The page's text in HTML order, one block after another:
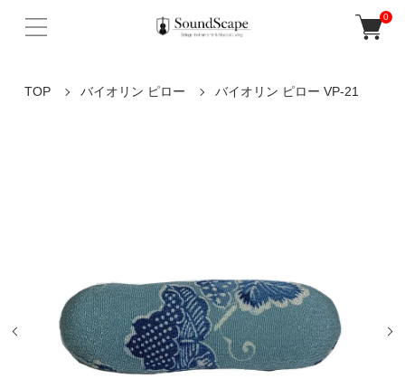
0
TOP バイオリン ピロー バイオリン ピロー VP-21